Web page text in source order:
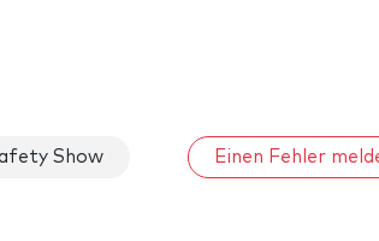
Show Einen Fehler